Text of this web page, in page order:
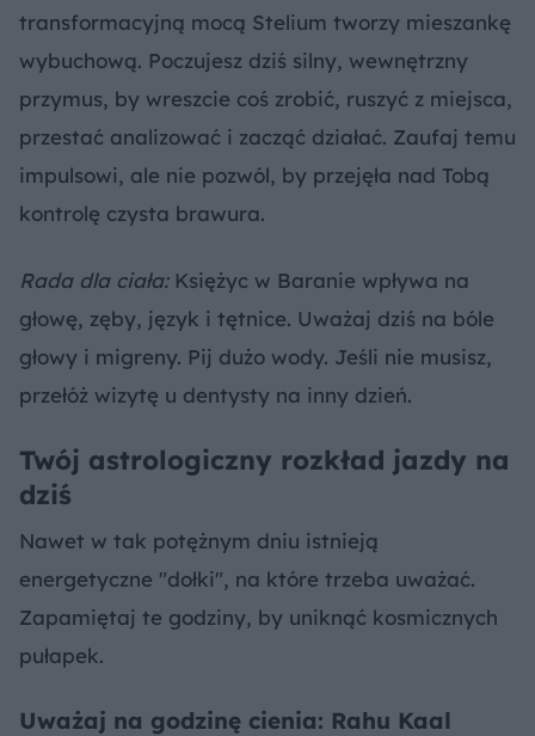
transformacyjną mocą Stelium tworzy mieszankę
wybuchową. Poczujesz dziś silny, wewnętrzny
przymus, by wreszcie coś zrobić, ruszyć z miejsca,
przestać analizować i zacząć działać. Zaufaj temu
impulsowi, ale nie pozwól, by przejęła nad Tobą
kontrolę czysta brawura.
Rada dla ciała:Księżyc w Baranie wpływa na
głowę, zęby, język i tętnice. Uważaj dziś na bóle
głowy i migreny. Pij dużo wody. Jeśli nie musisz,
przełóż wizytę u dentysty na inny dzień.
Twój astrologiczny rozkład jazdy na
dziś
Nawet w tak potężnym dniu istnieją
energetyczne "dołki", na które trzeba uważać.
Zapamiętaj te godziny, by uniknąć kosmicznych
pułapek.
Uważaj na godzinę cienia: Rahu Kaal